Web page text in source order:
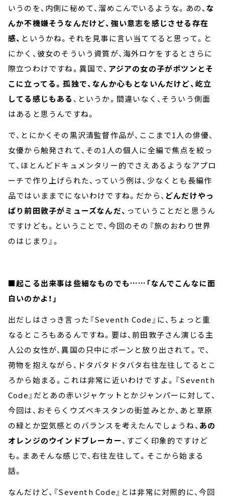
いうのを、内側に秘めて、溜めこんでいるような。あの、な
んか不機嫌そうなんだけど、強い意志を感じさせる存在
感、 というかね。それを見事に言い当ててると思って。と
にかく、彼女のそういう資質が、海外ロケをするとさらに
際立つわけですね。異国で、 アジアの女の子がポツンとそ
こに立ってる。孤独で、なんか心もとないんだけど、屹立
してる感じもある 、というか。間違いなく、そういう側面
はあると思うんですね。
で、とにかくその黒沢清監督作品が、ここまで1人の俳優、
女優から触発されて、その1人の個人に全編で焦点を絞っ
て、ほとんどドキュメンタリー的でさえあるようなアプロ
ーチで作り上げられた、っていう例は、少なくとも長編作
品ではいままでにないわけですね。だから、 どんだけやっ
ぱり前田敦子がミューズなんだ、 っていうことだと思うん
ですけども。ということで、今回のその『旅のおわり世界
のはじまり』。
■起こる出来事は些細なものでも……「なんでこんなに面
白いのかよ！」
出だしはさっき言った『Seventh Code』に、ちょっと重
なるところもあるんですね。要は、前田敦子さん演じる主
人公の女性が、異国の只中にポーンと放り出されて。で、
荷物を抱えながら、ドタバタドタバタ右往左往してるとこ
ろから始まる。これは非常に近いわけですよ。『Seventh
Code』だとあの赤いジャケットとかジャンパーに対して、
今回は、おそらくウズベキスタンの街並みとか、あと草原
の緑とか空気感とのバランスを考えたんでしょうね、 あの
オレンジのウインドブレーカー、すごく印象的ですけど
も。まあそんな感じで、右往左往して。そこから始まる
話。
なんだけど、『Seventh Code』とは非常に対照的に、今回